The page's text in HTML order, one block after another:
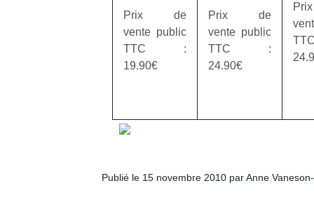
Prix de
vente public
TTC :
19.90€
Prix de
vente public
TTC :
24.90€
Publié le 15 novembre 2010 par Anne
Conjuguer
divertissement,
activité
enfants
de…